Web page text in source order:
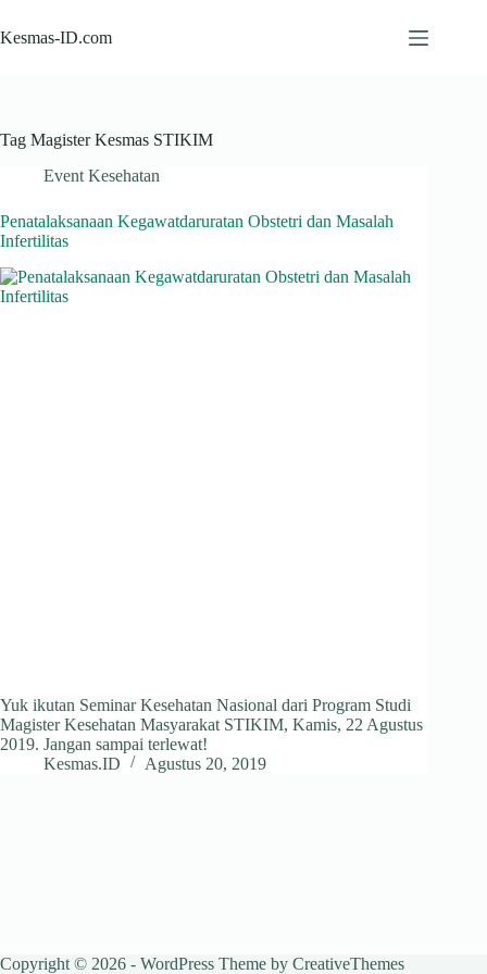
to
content
Kesmas-ID.com
Tag Magister Kesmas STIKIM
Event Kesehatan
Penatalaksanaan Kegawatdaruratan Obstetri dan Masalah
Infertilitas
Yuk ikutan Seminar Kesehatan Nasional dari Program Studi
Magister Kesehatan Masyarakat STIKIM, Kamis, 22 Agustus
2019. Jangan sampai terlewat!
Kesmas.ID
Agustus 20, 2019
Copyright © 2026 - WordPress Theme by CreativeThemes